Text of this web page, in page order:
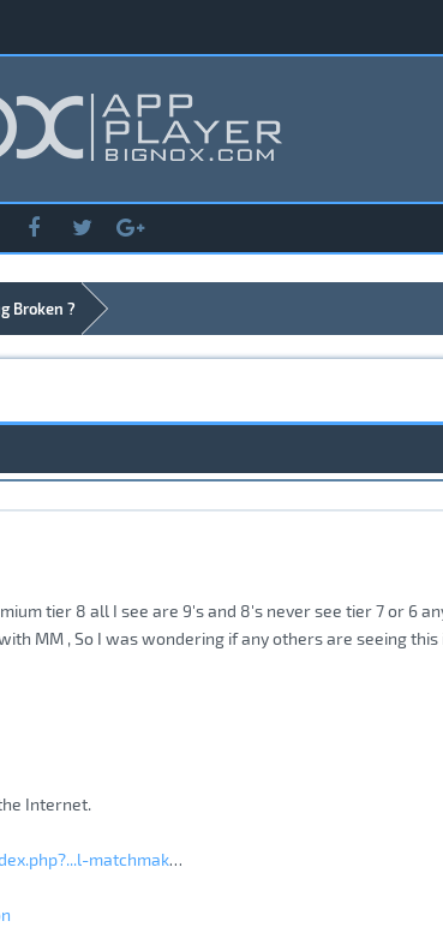
Broken ?
tier 8 all I see are 9's and 8's never see tier 7 or 6
MM , So I was wondering if any others are seeing
Internet.
matchmak…